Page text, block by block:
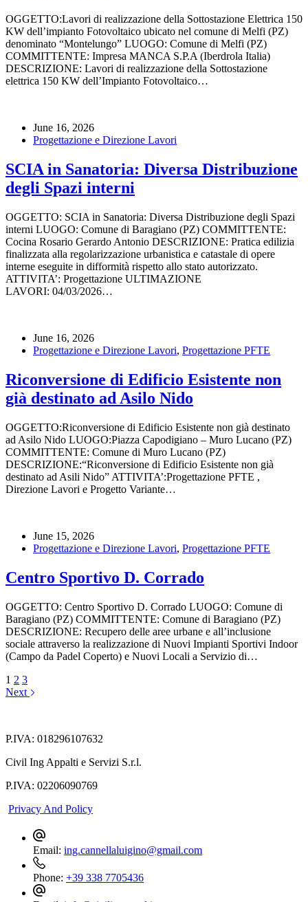
OGGETTO:Lavori di realizzazione della Sottostazione Elettrica 150
KW dell’impianto Fotovoltaico ubicato nel comune di Melfi (PZ)
denominato “Montelungo” LUOGO: Comune di Melfi (PZ)
COMMITTENTE: Impresa MANCA S.P.A (Iberdrola Italia)
DESCRIZIONE: Lavori di realizzazione della Sottostazione
elettrica 150 KW dell’Impianto Fotovoltaico…
June 16, 2026
Progettazione e Direzione Lavori
SCIA in Sanatoria: Diversa Distribuzione
degli Spazi interni
OGGETTO: SCIA in Sanatoria: Diversa Distribuzione degli Spazi
interni LUOGO: Comune di Baragiano (PZ) COMMITTENTE:
Cocina Rosario Gerardo Antonio DESCRIZIONE: Pratica edilizia
finalizzata alla regolarizzazione urbanistica e catastale di opere
interne eseguite in difformità rispetto allo stato autorizzato.
ATTIVITA’: Progettazione ULTIMAZIONE
LAVORI: 04/03/2026…
June 16, 2026
Progettazione e Direzione Lavori, Progettazione PFTE
Riconversione di Edificio Esistente non
già destinato ad Asilo Nido
OGGETTO:Riconversione di Edificio Esistente non già destinato
ad Asilo Nido LUOGO:Piazza Capodigiano – Muro Lucano (PZ)
COMMITTENTE: Comune di Muro Lucano (PZ)
DESCRIZIONE:“Riconversione di Edificio Esistente non già
destinato ad Asili Nido” ATTIVITA’:Progettazione PFTE ,
Direzione Lavori e Progetto Variante…
June 15, 2026
Progettazione e Direzione Lavori, Progettazione PFTE
Centro Sportivo D. Corrado
OGGETTO: Centro Sportivo D. Corrado LUOGO: Comune di
Baragiano (PZ) COMMITTENTE: Comune di Baragiano (PZ)
DESCRIZIONE: Recupero delle aree urbane e all’inclusione
sociale attraverso la realizzazione di Nuovi Impianti Sportivi Indoor
(Campo da Padel Coperto) e Nuovi Locali a Servizio di…
1 2 3
Next
P.IVA: 018296107632
Civil Ing Appalti e Servizi S.r.l.
P.IVA: 02206090769
Privacy And Policy
Email: ing.cannellaluigino@gmail.com
Phone: +39 338 7705436